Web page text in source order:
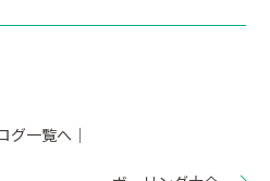
グ一覧へ｜